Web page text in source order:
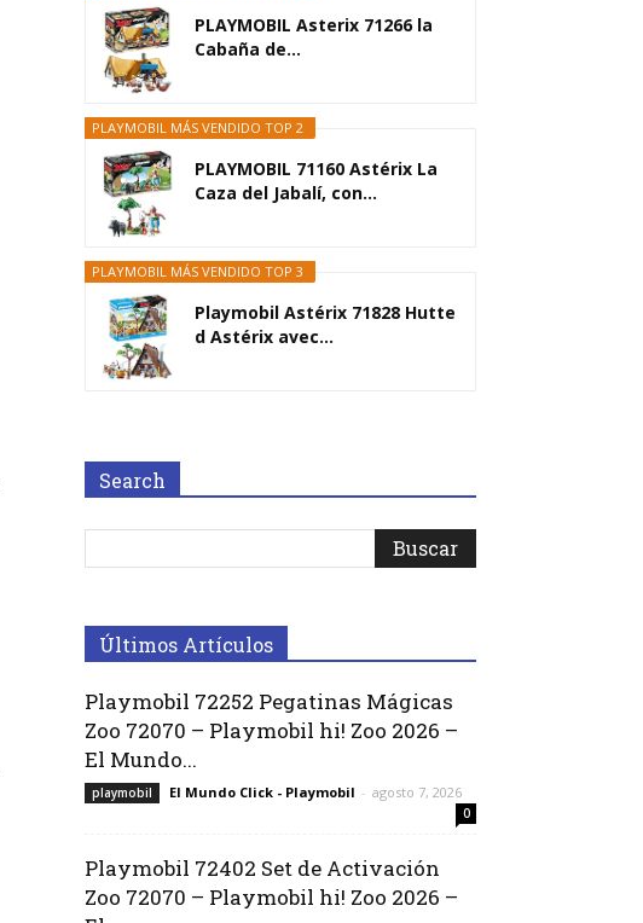
PLAYMOBIL Asterix 71266 la
Cabaña de...
PLAYMOBIL MÁS VENDIDO TOP 2
PLAYMOBIL 71160 Astérix La
Caza del Jabalí, con...
PLAYMOBIL MÁS VENDIDO TOP 3
Playmobil Astérix 71828 Hutte
d Astérix avec...
Search
Últimos Artículos
Playmobil 72252 Pegatinas Mágicas
Zoo 72070 – Playmobil hi! Zoo 2026 –
El Mundo...
playmobil El Mundo Click - Playmobil - agosto 7, 2026
0
Playmobil 72402 Set de Activación
Zoo 72070 – Playmobil hi! Zoo 2026 –